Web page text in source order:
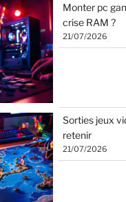
Monter pc
crise RAM ?
21/07/2026
Sorties jeux
retenir
21/07/2026